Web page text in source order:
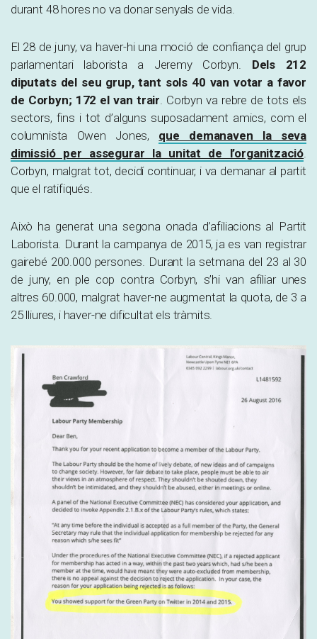
durant 48 hores no va donar senyals de vida.
El 28 de juny, va haver-hi una moció de confiança del grup
parlamentari laborista a Jeremy Corbyn. Dels 212
diputats del seu grup, tant sols 40 van votar a favor
de Corbyn; 172 el van trair. Corbyn va rebre de tots els
sectors, fins i tot d’alguns suposadament amics, com el
columnista Owen Jones, que demanaven la seva
dimissió per assegurar la unitat de l’organització.
Corbyn, malgrat tot, decidí continuar, i va demanar al partit
que el ratifiqués.
Això ha generat una segona onada d’afiliacions al Partit
Laborista. Durant la campanya de 2015, ja es van registrar
gairebé 200.000 persones. Durant la setmana del 23 al 30
de juny, en ple cop contra Corbyn, s’hi van afiliar unes
altres 60.000, malgrat haver-ne augmentat la quota, de 3 a
25 lliures, i haver-ne dificultat els tràmits.